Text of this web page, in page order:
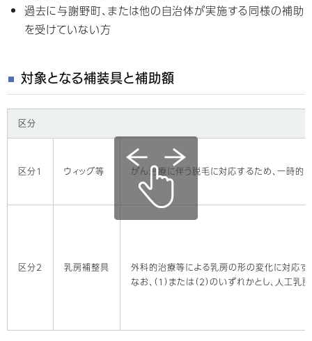
過去に与謝野町、または他の自治体が実施する同様の補助
を受けていない方
対象となる補装具と補助額
区分
区分1 ウィッグ等 がん治療に伴う脱毛に対応するため、一時的
区分2 乳房補整具
外科的治療等による乳房の形の変化に対応
なお、（1）または（2）のいずれかとし、人工